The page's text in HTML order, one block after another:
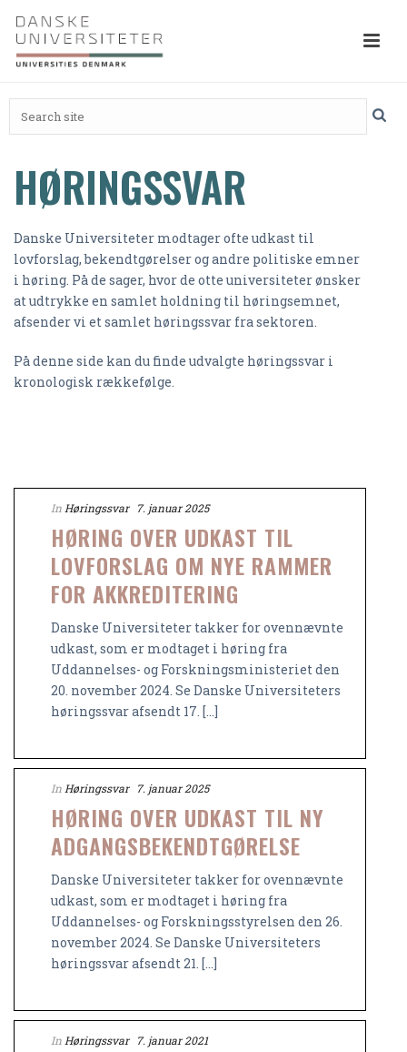
HØRINGSSVAR
Danske Universiteter modtager ofte udkast til
lovforslag, bekendtgørelser og andre politiske emner
i høring. På de sager, hvor de otte universiteter ønsker
at udtrykke en samlet holdning til høringsemnet,
afsender vi et samlet høringssvar fra sektoren.
På denne side kan du finde udvalgte høringssvar i
kronologisk rækkefølge.
In Høringssvar 7. januar 2025
HØRING OVER UDKAST TIL
LOVFORSLAG OM NYE RAMMER
FOR AKKREDITERING
Danske Universiteter takker for ovennævnte
udkast, som er modtaget i høring fra
Uddannelses- og Forskningsministeriet den
20. november 2024. Se Danske Universiteters
høringssvar afsendt 17. [...]
In Høringssvar 7. januar 2025
HØRING OVER UDKAST TIL NY
ADGANGSBEKENDTGØRELSE
Danske Universiteter takker for ovennævnte
udkast, som er modtaget i høring fra
Uddannelses- og Forskningsstyrelsen den 26.
november 2024. Se Danske Universiteters
høringssvar afsendt 21. [...]
In Høringssvar 7. januar 2021